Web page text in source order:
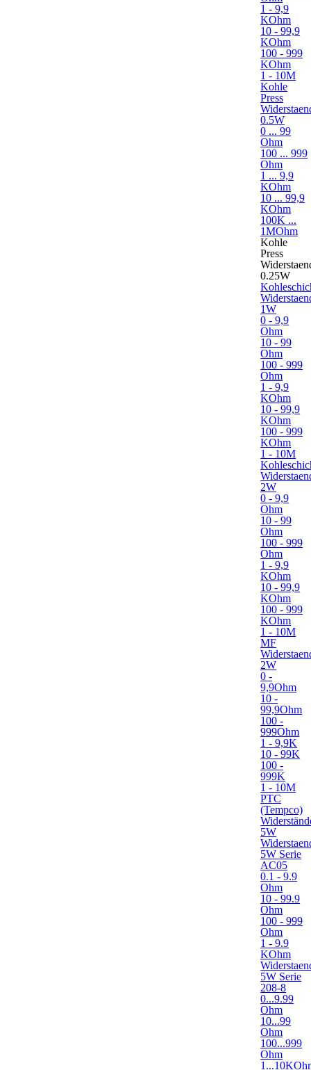
1 - 9,9
KOhm
10 - 99,9
KOhm
100 - 999
KOhm
1 - 10M
Kohle
Press
0.5W
0 ... 99
Ohm
100 ... 999
Ohm
1 ... 9,9
KOhm
10 ... 99,9
KOhm
100K ...
1MOhm
Kohle
Press
0.25W
1W
0 - 9,9
Ohm
10 - 99
Ohm
100 - 999
Ohm
1 - 9,9
KOhm
10 - 99,9
KOhm
100 - 999
KOhm
1 - 10M
2W
0 - 9,9
Ohm
10 - 99
Ohm
100 - 999
Ohm
1 - 9,9
KOhm
10 - 99,9
KOhm
100 - 999
KOhm
1 - 10M
MF
2W
0 -
9,9Ohm
10 -
99,9Ohm
100 -
999Ohm
1 - 9,9K
10 - 99K
100 -
999K
1 - 10M
PTC
(Tempco)
5W
5W Serie
AC05
0.1 - 9.9
Ohm
10 - 99.9
Ohm
100 - 999
Ohm
1 - 9.9
KOhm
5W Serie
208-8
0...9.99
Ohm
10...99
Ohm
100...999
Ohm